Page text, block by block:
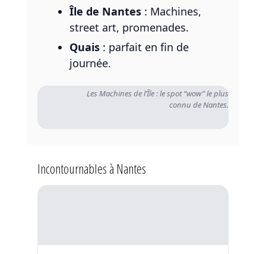
Île de Nantes: Machines,
street art, promenades.
Quais: parfait en fin de
journée.
Les Machines de l’Île : le spot “wow” le plus
connu de Nantes.
Incontournables à Nantes